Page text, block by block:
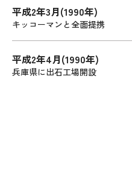
平成2年3月(1990年)
キッコーマンと全面提携
平成2年4月(1990年)
兵庫県に出石工場開設